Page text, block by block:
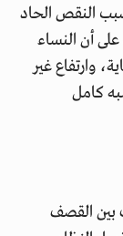
النقص الحاد
على أن النساء
وارتفاع غير
كامل
بين القصف